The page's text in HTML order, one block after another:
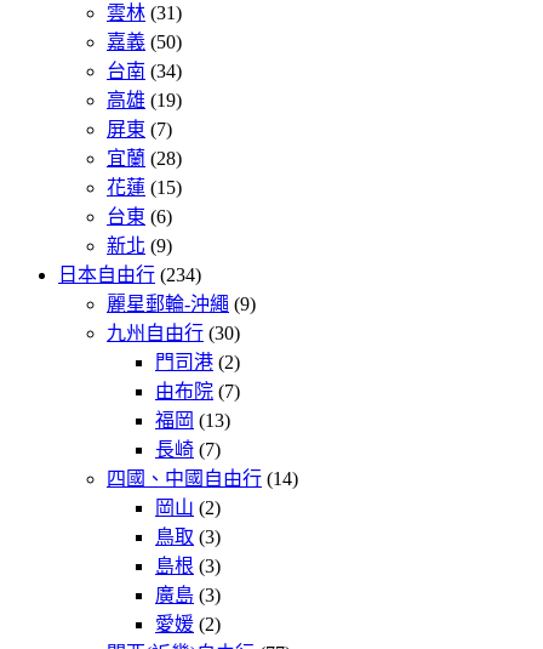
雲林 (31)
嘉義 (50)
台南 (34)
高雄 (19)
屏東 (7)
宜蘭 (28)
花蓮 (15)
台東 (6)
新北 (9)
日本自由行 (234)
麗星郵輪-沖繩 (9)
九州自由行 (30)
門司港 (2)
由布院 (7)
福岡 (13)
長崎 (7)
四國、中國自由行 (14)
岡山 (2)
鳥取 (3)
島根 (3)
廣島 (3)
愛媛 (2)